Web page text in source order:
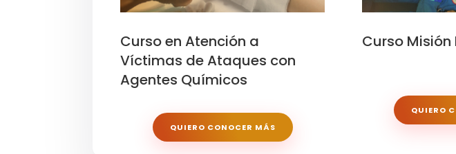
Curso en Atención a
Víctimas de Ataques con
Agentes Químicos
QUIERO CONOCER MÁS
Curso
QUIERO